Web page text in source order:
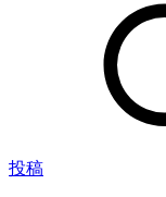
投稿